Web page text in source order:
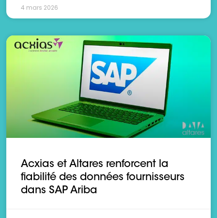
4 mars 2026
Acxias et Altares renforcent la
fiabilité des données fournisseurs
dans SAP Ariba